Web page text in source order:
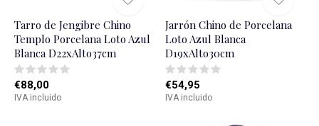
Tarro de Jengibre Chino
Templo Porcelana Loto Azul
Blanca D22xAlto37cm
€88,00
IVA incluido
Jarrón Chino de Porcelana
Loto Azul Blanca
D19xAlto30cm
€54,95
IVA incluido